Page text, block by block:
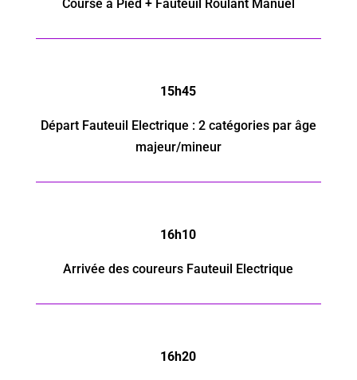
Course à Pied + Fauteuil Roulant Manuel
15h45
Départ Fauteuil Electrique : 2 catégories par âge
majeur/mineur
16h10
Arrivée des coureurs Fauteuil Electrique
16h20